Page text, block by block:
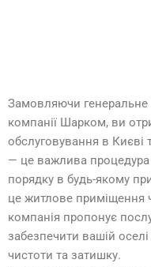
Замовляючи генеральне
компанії Шарком, ви
обслуговування в Києві
— це важлива процедура
порядку в будь-якому
це житлове приміщення
компанія пропонує
забезпечити вашій
чистоти та затишку.